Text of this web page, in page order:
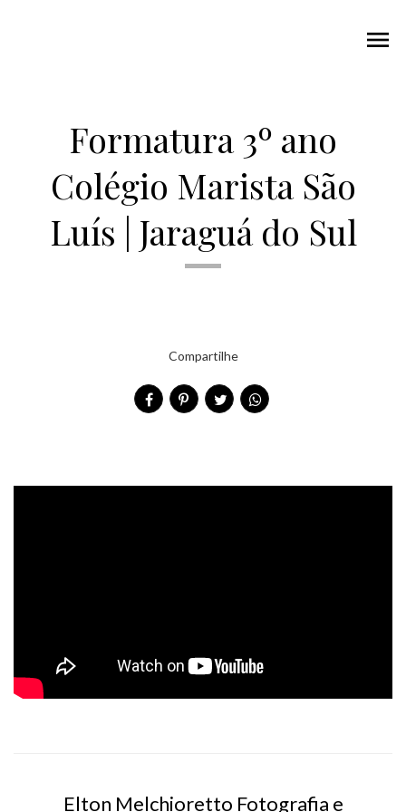
menu
Formatura 3º ano
Colégio Marista São
Luís | Jaraguá do Sul
Compartilhe
Elton Melchioretto Fotografia e